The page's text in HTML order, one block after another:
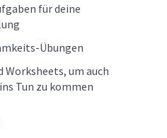
für deine
Übungen
Worksheets, um auch
Tun zu kommen